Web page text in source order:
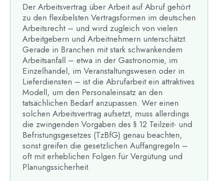
Der Arbeitsvertrag über Arbeit auf Abruf gehört
zu den flexibelsten Vertragsformen im deutschen
Arbeitsrecht – und wird zugleich von vielen
Arbeitgebern und Arbeitnehmern unterschätzt.
Gerade in Branchen mit stark schwankendem
Arbeitsanfall – etwa in der Gastronomie, im
Einzelhandel, im Veranstaltungswesen oder in
Lieferdiensten – ist die Abrufarbeit ein attraktives
Modell, um den Personaleinsatz an den
tatsächlichen Bedarf anzupassen. Wer einen
solchen Arbeitsvertrag aufsetzt, muss allerdings
die zwingenden Vorgaben des § 12 Teilzeit- und
Befristungsgesetzes (TzBfG) genau beachten,
sonst greifen die gesetzlichen Auffangregeln –
oft mit erheblichen Folgen für Vergütung und
Planungssicherheit.